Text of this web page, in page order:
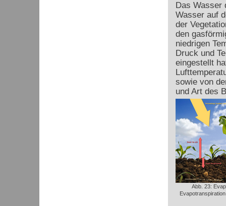
Das Wasser
Wasser auf
der
den
niedrigen
Druck und
eingestellt
sowie von
und Art des
Abb. 23: